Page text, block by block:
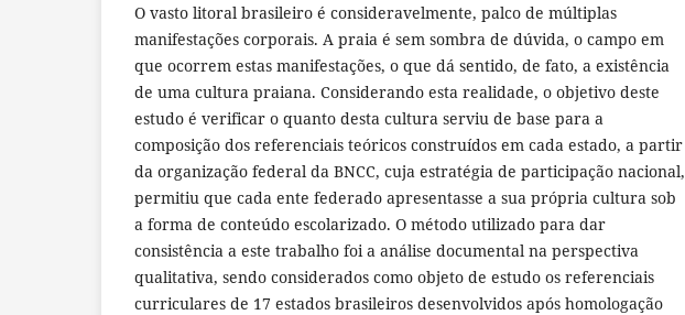
O vasto litoral brasileiro é consideravelmente, palco de múltiplas
manifestações corporais. A praia é sem sombra de dúvida, o campo em
que ocorrem estas manifestações, o que dá sentido, de fato, a existência
de uma cultura praiana. Considerando esta realidade, o objetivo deste
estudo é verificar o quanto desta cultura serviu de base para a
composição dos referenciais teóricos construídos em cada estado, a partir
da organização federal da BNCC, cuja estratégia de participação nacional,
permitiu que cada ente federado apresentasse a sua própria cultura sob
a forma de conteúdo escolarizado. O método utilizado para dar
consistência a este trabalho foi a análise documental na perspectiva
qualitativa, sendo considerados como objeto de estudo os referenciais
curriculares de 17 estados brasileiros desenvolvidos após homologação